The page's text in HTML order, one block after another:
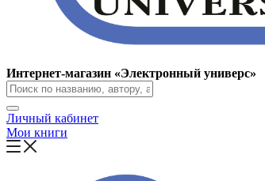
Интернет-магазин «Электронный универс»
Личный кабинет
Мои книги